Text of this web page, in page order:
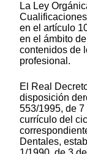
La Ley
en el artículo
en el ámbito
contenidos de
profesional.
El Real
disposición
553/1995, de
currículo del
Dentales,